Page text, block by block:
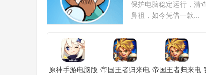
保护电脑稳定运行，清
鼻祖，如今凭借一款...
原神手游电脑版 帝国王者归来电 帝国王者归来电